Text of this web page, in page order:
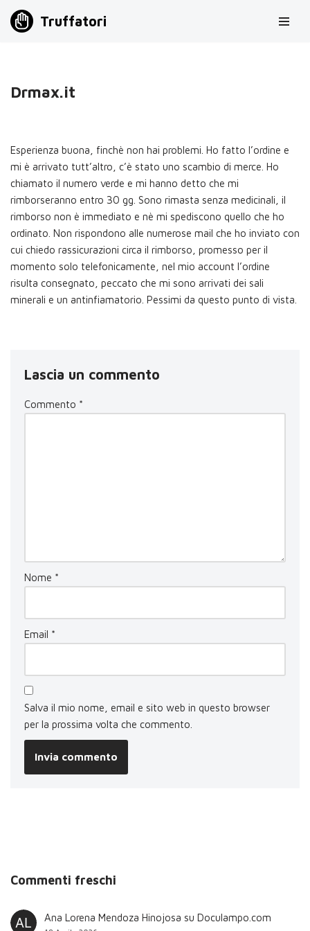
Truffatori
Drmax.it
Esperienza buona, finchè non hai problemi. Ho fatto l’ordine e
mi è arrivato tutt’altro, c’è stato uno scambio di merce. Ho
chiamato il numero verde e mi hanno detto che mi
rimborseranno entro 30 gg. Sono rimasta senza medicinali, il
rimborso non è immediato e nè mi spediscono quello che ho
ordinato. Non rispondono alle numerose mail che ho inviato con
cui chiedo rassicurazioni circa il rimborso, promesso per il
momento solo telefonicamente, nel mio account l’ordine
risulta consegnato, peccato che mi sono arrivati dei sali
minerali e un antinfiamatorio. Pessimi da questo punto di vista.
Lascia un commento
Commento *
Nome *
Email *
Salva il mio nome, email e sito web in questo browser
per la prossima volta che commento.
Commenti freschi
Ana Lorena Mendoza Hinojosa su Doculampo.com